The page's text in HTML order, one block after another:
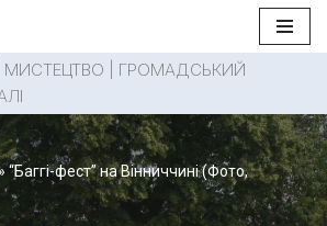
МИСТЕЦТВО
ГРОМАДСЬКИЙ
“Баггі-фест” на Вінниччині (Фото,